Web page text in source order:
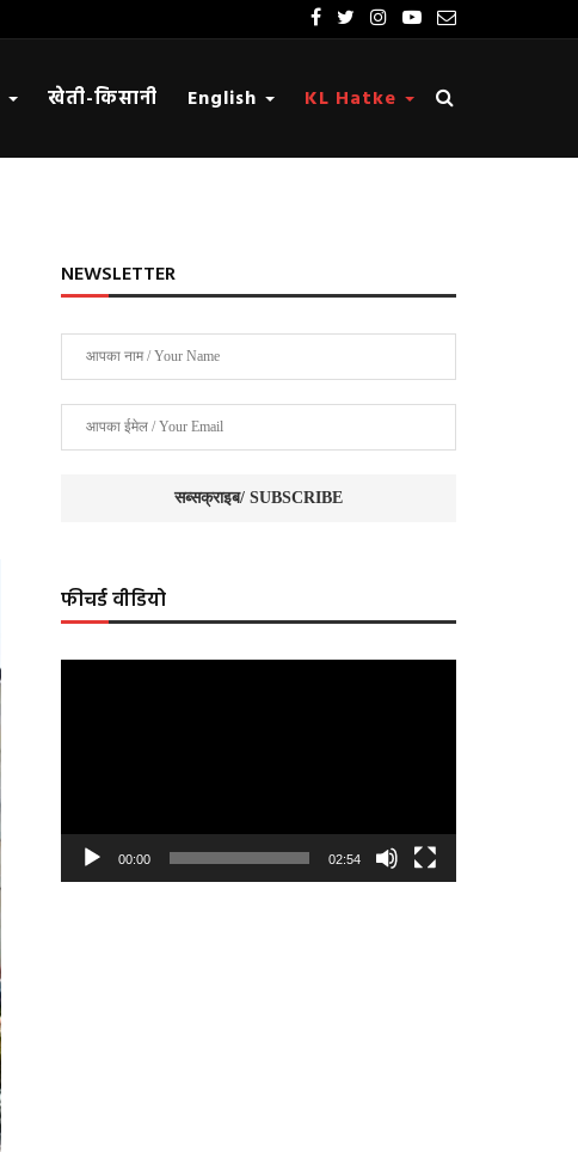
खेती-किसानी English KL Hatke
NEWSLETTER
फीचर्ड वीडियो
00:00 02:54